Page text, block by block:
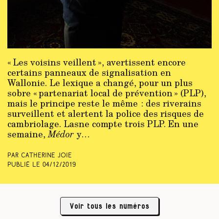
« Les voisins veillent », avertissent encore
certains panneaux de signalisation en
Wallonie. Le lexique a changé, pour un plus
sobre « partenariat local de prévention » (PLP),
mais le principe reste le même : des riverains
surveillent et alertent la police des risques de
cambriolage. Lasne compte trois PLP. En une
semaine,Médor y…
Par Catherine Joie
Publié le 04/12/2019
Voir tous les numéros